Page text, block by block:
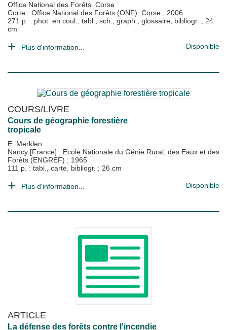
Office National des Forêts. Corse
Corte : Office National des Forêts (ONF). Corse ; 2006
271 p. : phot. en coul., tabl., sch., graph., glossaire, bibliogr. ; 24
cm
Plus d'information... Disponible
COURS/LIVRE
Cours de géographie forestière
tropicale
E. Merklen
Nancy [France] : Ecole Nationale du Génie Rural, des Eaux et des
Forêts (ENGREF) ; 1965
111 p. : tabl., carte, bibliogr. ; 26 cm
Plus d'information... Disponible
ARTICLE
La défense des forêts contre l'incendie